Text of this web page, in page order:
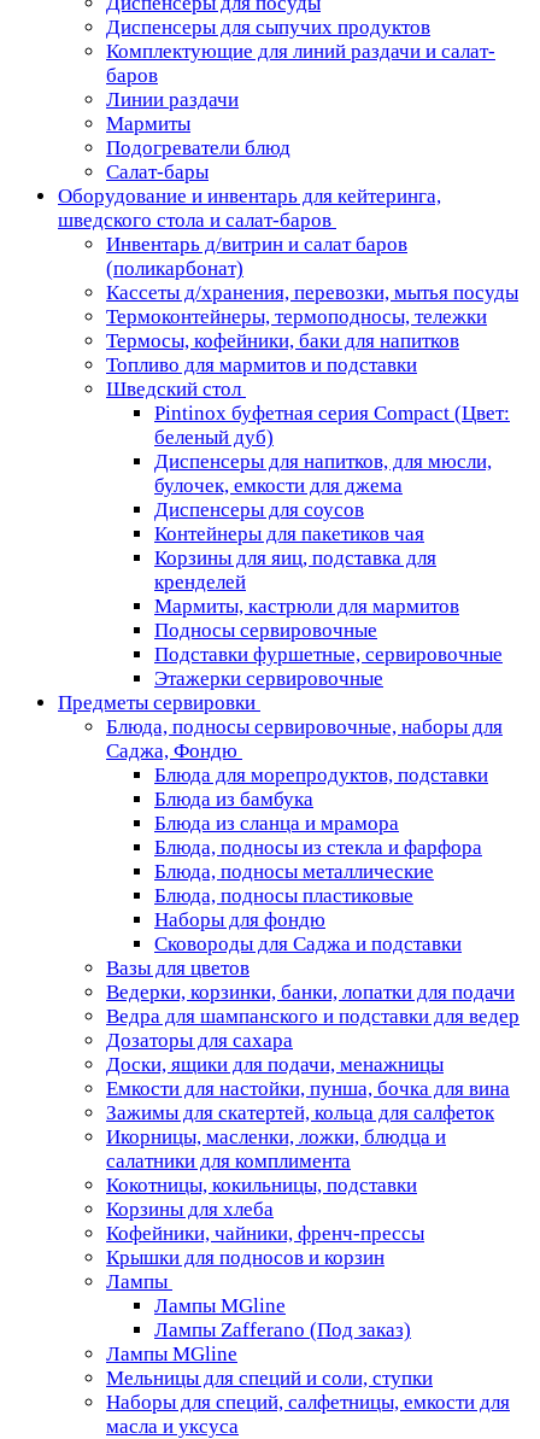
Диспенсеры для сыпучих продуктов
Комплектующие для линий раздачи и салат-
баров
Линии раздачи
Мармиты
Подогреватели блюд
Салат-бары
Оборудование и инвентарь для кейтеринга,
шведского стола и салат-баров
Инвентарь д/витрин и салат баров
(поликарбонат)
Кассеты д/хранения, перевозки, мытья посуды
Термоконтейнеры, термоподносы, тележки
Термосы, кофейники, баки для напитков
Топливо для мармитов и подставки
Шведский стол
Pintinox буфетная серия Compact (Цвет:
беленый дуб)
Диспенсеры для напитков, для мюсли,
булочек, емкости для джема
Диспенсеры для соусов
Контейнеры для пакетиков чая
Корзины для яиц, подставка для
кренделей
Мармиты, кастрюли для мармитов
Подносы сервировочные
Подставки фуршетные, сервировочные
Этажерки сервировочные
Предметы сервировки
Блюда, подносы сервировочные, наборы для
Саджа, Фондю
Блюда для морепродуктов, подставки
Блюда из бамбука
Блюда из сланца и мрамора
Блюда, подносы из стекла и фарфора
Блюда, подносы металлические
Блюда, подносы пластиковые
Наборы для фондю
Сковороды для Саджа и подставки
Вазы для цветов
Ведерки, корзинки, банки, лопатки для подачи
Ведра для шампанского и подставки для ведер
Дозаторы для сахара
Доски, ящики для подачи, менажницы
Емкости для настойки, пунша, бочка для вина
Зажимы для скатертей, кольца для салфеток
Икорницы, масленки, ложки, блюдца и
салатники для комплимента
Кокотницы, кокильницы, подставки
Корзины для хлеба
Кофейники, чайники, френч-прессы
Крышки для подносов и корзин
Лампы
Лампы MGline
Лампы Zafferano (Под заказ)
Лампы MGline
Мельницы для специй и соли, ступки
Наборы для специй, салфетницы, емкости для
масла и уксуса